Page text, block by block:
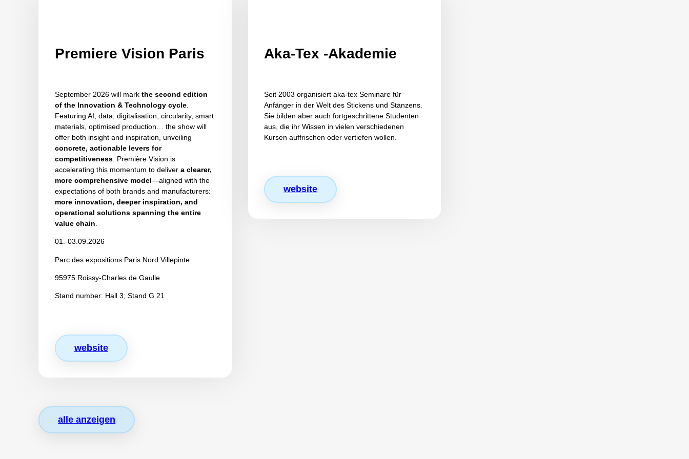
Premiere Vision Paris
September 2026 will mark the second edition
of the Innovation & Technology cycle.
Featuring AI, data, digitalisation, circularity, smart
materials, optimised production… the show will
offer both insight and inspiration, unveiling
concrete, actionable levers for
competitiveness. Première Vision is
accelerating this momentum to deliver a clearer,
more comprehensive model—aligned with the
expectations of both brands and manufacturers:
more innovation, deeper inspiration, and
operational solutions spanning the entire
value chain
01.-03.09.2026
Parc des expositions Paris Nord Villepinte.
95975 Roissy-Charles de Gaulle
Stand number: Hall 3; Stand G 21
website
Aka-Tex -Akademie
Seit 2003 organisiert aka-tex Seminare für
Anfänger in der Welt des Stickens und Stanzens.
Sie bilden aber auch fortgeschrittene Studenten
aus, die ihr Wissen in vielen verschiedenen
Kursen auffrischen oder vertiefen wollen.
website
alle anzeigen